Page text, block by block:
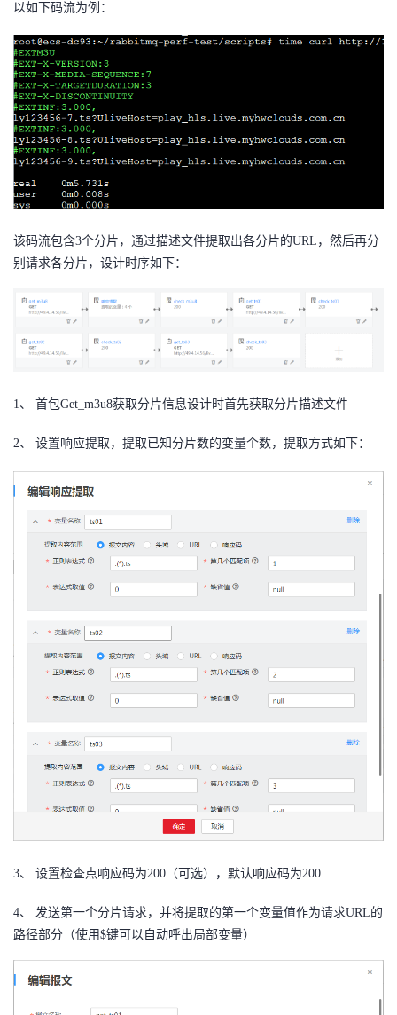
动
关
注
的
开
发
者
学
堂
程
认
证
的
实
验
我
的
收
我
的
Programs
我
的
支
持
我
技
支
持
的
声
建
议
以如下码流为例：
该码流包含3个分片，通过描述文件提取出各分片的URL，然后再分
别请求各分片，设计时序如下：
1、 首包Get_m3u8获取分片信息设计时首先获取分片描述文件
2、 设置响应提取，提取已知分片数的变量个数，提取方式如下：
3、 设置检查点响应码为200（可选），默认响应码为200
4、 发送第一个分片请求，并将提取的第一个变量值作为请求URL的
路径部分（使用$键可以自动呼出局部变量）